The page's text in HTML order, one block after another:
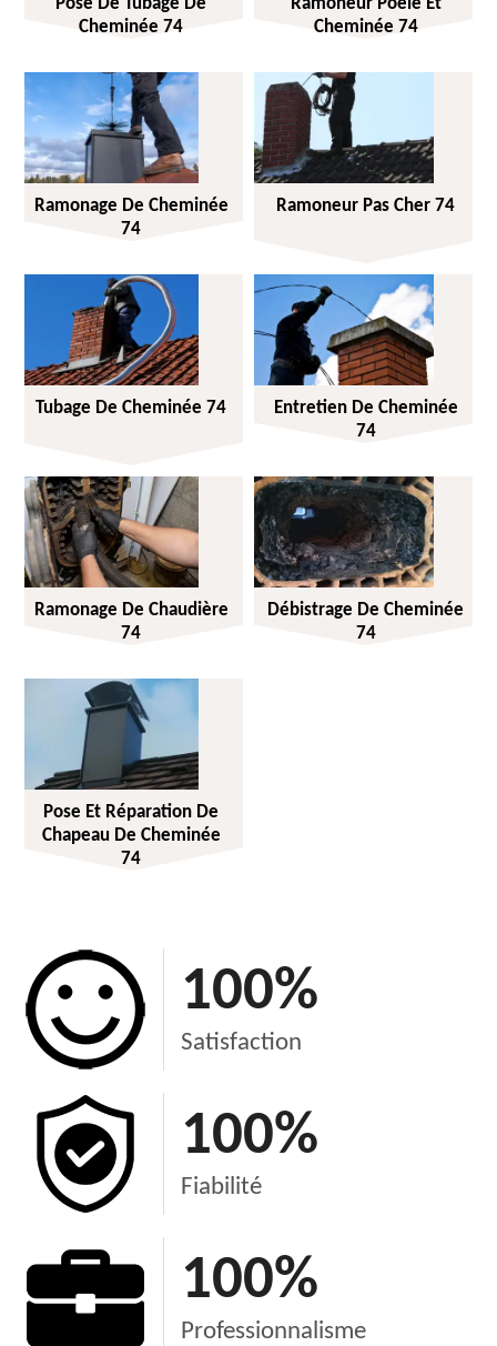
Pose De Tubage De
Cheminée 74
Ramoneur Poêle Et
Cheminée 74
Ramonage De Cheminée
74
Ramoneur Pas Cher 74
Tubage De Cheminée 74
Entretien De Cheminée
74
Ramonage De Chaudière
74
Débistrage De Cheminée
74
Pose Et Réparation De
Chapeau De Cheminée
74
100%
Satisfaction
100%
Fiabilité
100%
Professionnalisme